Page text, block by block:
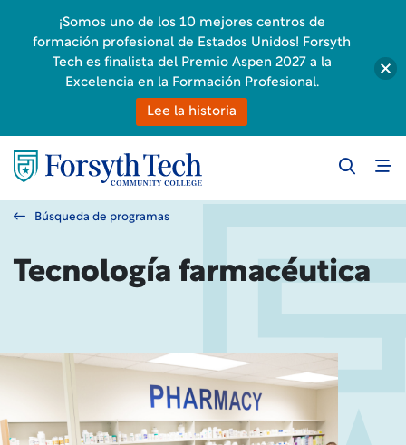
Búsqueda de programas
Tecnología farmacéutica
¡Somos uno de los 10 mejores centros de
formación profesional de Estados Unidos! Forsyth
Tech es finalista del Premio Aspen 2027 a la
Excelencia en la Formación Profesional.
Lee la historia